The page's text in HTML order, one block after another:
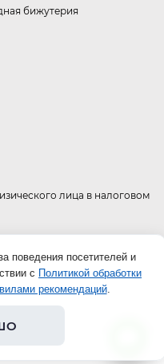
бижутерия
лица в налоговом
поведения посетителей и
с Политикой обработки
рекомендаций.